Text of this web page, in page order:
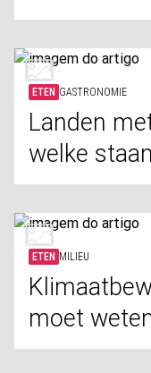
ETEN GASTRONOMIE
Landen
welke
ETEN MILIEU
moet